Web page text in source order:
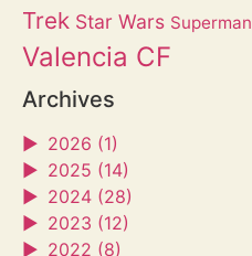
Trek Star Wars Superman
Valencia CF
Archives
► 2026 (1)
► 2025 (14)
► 2024 (28)
► 2023 (12)
► 2022 (8)